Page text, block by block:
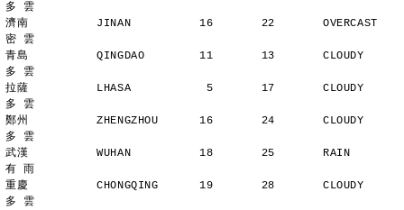
多 雲
濟南          JINAN          16       22       OVERCAST
密 雲
青島          QINGDAO        11       13       CLOUDY
多 雲
拉薩          LHASA           5       17       CLOUDY
多 雲
鄭州          ZHENGZHOU      16       24       CLOUDY
多 雲
武漢          WUHAN          18       25       RAIN
有 雨
重慶          CHONGQING      19       28       CLOUDY
多 雲